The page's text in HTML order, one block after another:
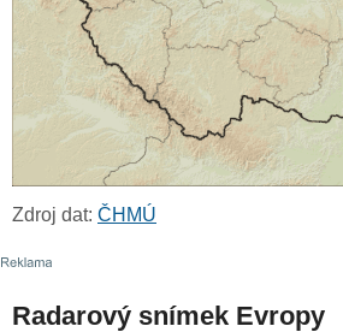
Zdroj dat: ČHMÚ
Radarový snímek Evropy